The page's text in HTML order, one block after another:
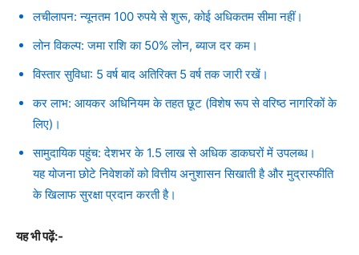
लचीलापन: न्यूनतम 100 रुपये से शुरू, कोई अधिकतम सीमा नहीं।
लोन विकल्प: जमा राशि का 50% लोन, ब्याज दर कम।
विस्तार सुविधा: 5 वर्ष बाद अतिरिक्त 5 वर्ष तक जारी रखें।
कर लाभ: आयकर अधिनियम के तहत छूट (विशेष रूप से वरिष्ठ नागरिकों के
लिए)।
सामुदायिक पहुंच: देशभर के 1.5 लाख से अधिक डाकघरों में उपलब्ध।
यह योजना छोटे निवेशकों को वित्तीय अनुशासन सिखाती है और मुद्रास्फीति
के खिलाफ सुरक्षा प्रदान करती है।
यह भी पढ़ें:-